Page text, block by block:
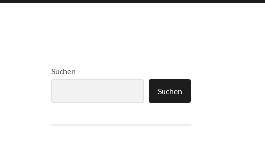
Suchen
Suchen